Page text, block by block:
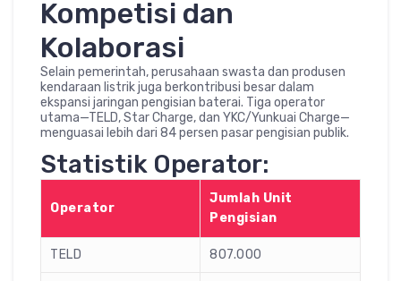
Kompetisi dan
Kolaborasi
Selain pemerintah, perusahaan swasta dan produsen
kendaraan listrik juga berkontribusi besar dalam
ekspansi jaringan pengisian baterai. Tiga operator
utama—TELD, Star Charge, dan YKC/Yunkuai Charge—
menguasai lebih dari 84 persen pasar pengisian publik.
Statistik Operator:
Operator
Jumlah Unit
Pengisian
TELD 807.000